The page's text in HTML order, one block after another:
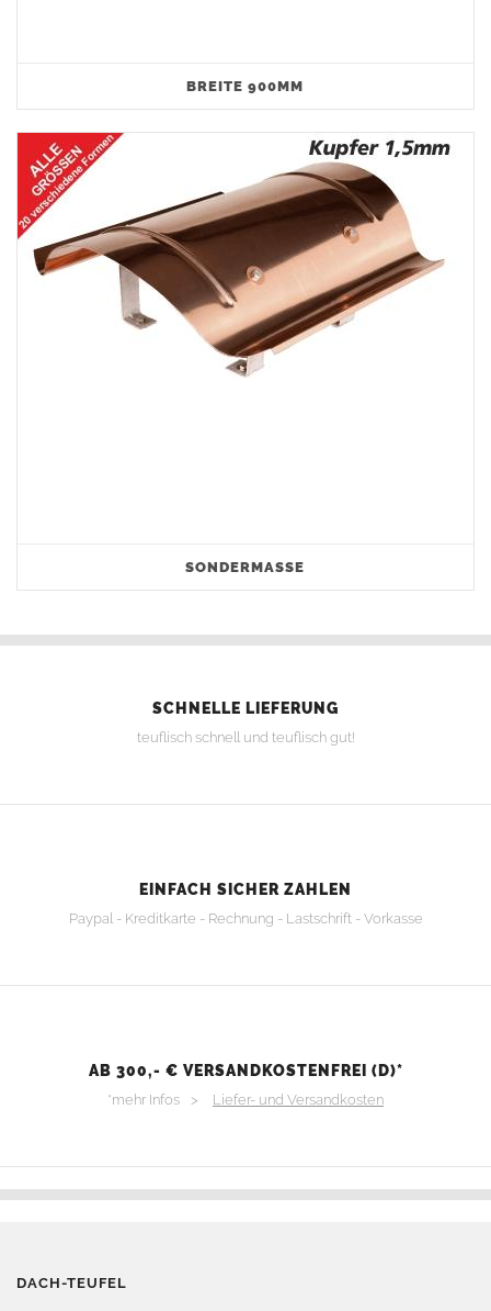
BREITE 900MM
SONDERMASSE
SCHNELLE LIEFERUNG
teuflisch schnell und teuflisch gut!
EINFACH SICHER ZAHLEN
Paypal - Kreditkarte - Rechnung - Lastschrift - Vorkasse
AB 300,- € VERSANDKOSTENFREI (D)*
*mehr Infos > Liefer- und Versandkosten
DACH-TEUFEL